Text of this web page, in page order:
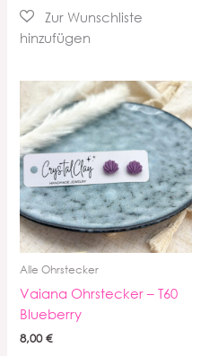
Alle Ohrstecker
Vaiana Ohrstecker – T60
Blueberry
8,00€